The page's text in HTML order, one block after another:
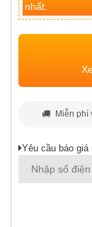
nhất.
Miễn phí
Yêu cầu báo